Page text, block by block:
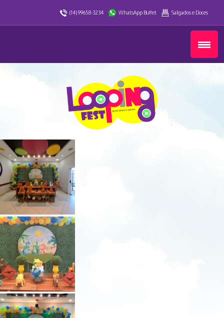
(14) 99658-3234 WhatsApp Buffet Salgados e Doces